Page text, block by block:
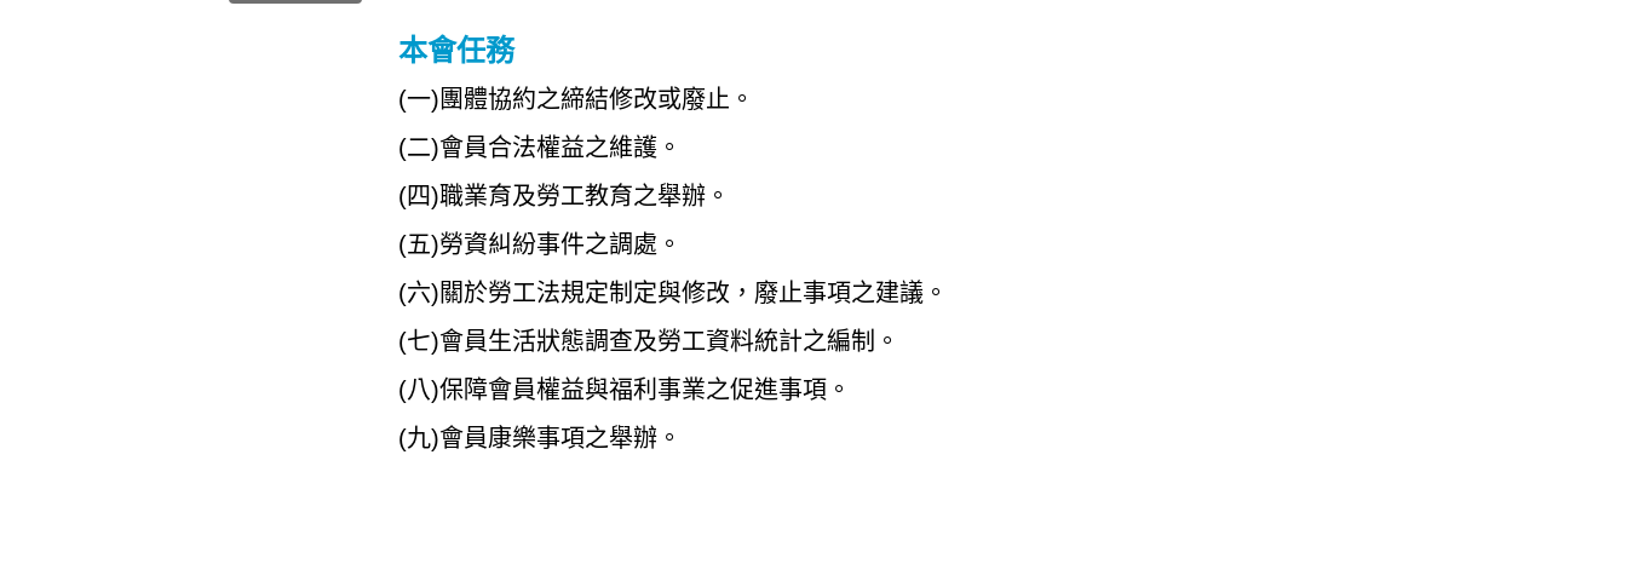
本會任務
(一)團體協約之締結修改或廢止。
(二)會員合法權益之維護。
(四)職業育及勞工教育之舉辦。
(五)勞資糾紛事件之調處。
(六)關於勞工法規定制定與修改，廢止事項之建議。
(七)會員生活狀態調查及勞工資料統計之編制。
(八)保障會員權益與福利事業之促進事項。
(九)會員康樂事項之舉辦。